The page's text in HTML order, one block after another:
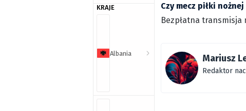
KRAJE
Albania
Czy mecz piłki
Bezpłatna transmisja
Mariusz
Redaktor